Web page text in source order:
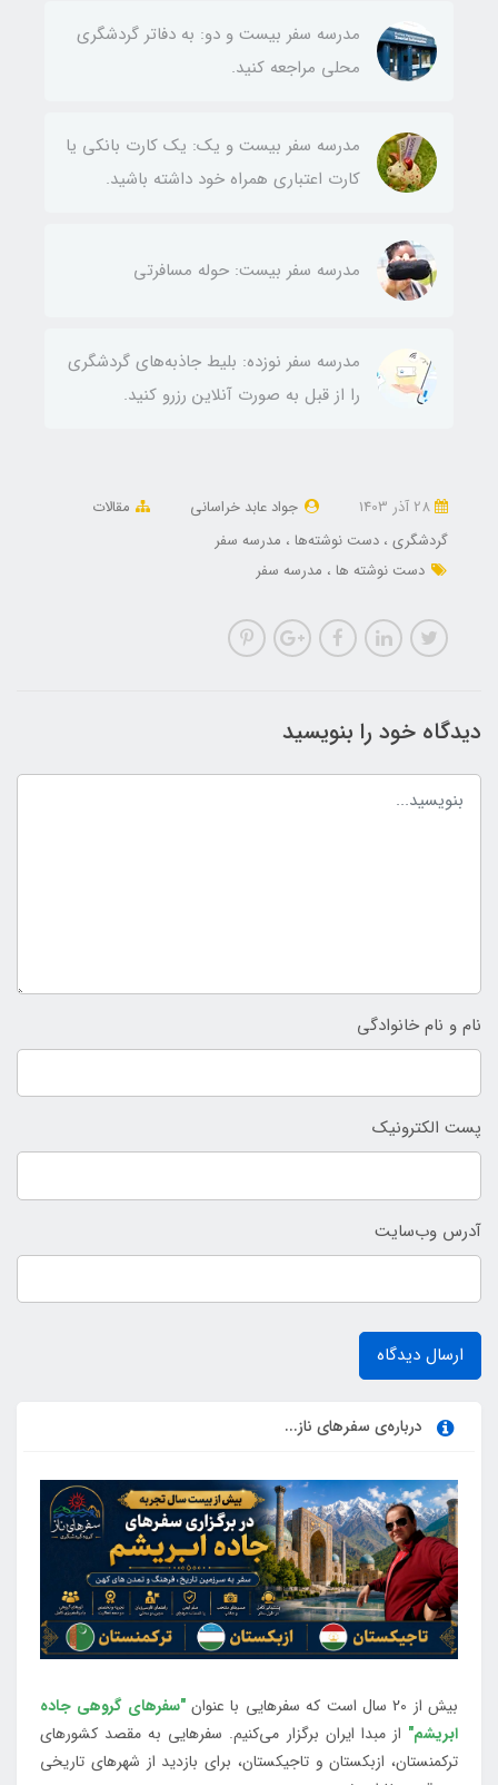
مدرسه سفر بیست و دو: به دفاتر گردشگری
محلی مراجعه کنید.
مدرسه سفر بیست و یک: یک کارت بانکی یا
کارت اعتباری همراه خود داشته باشید.
مدرسه سفر بیست: حوله مسافرتی
مدرسه سفر نوزده: بلیط‌ جاذبه‌های گردشگری
را از قبل به صورت آنلاین رزرو کنید.
جواد عابد خراسانی
مقالات
گردشگری دست نوشته‌ها
مدرسه سفر
دست نوشته ها
مدرسه سفر
دیدگاه خود را بنویسید
نام و نام خانوادگی
پست الکترونیک
آدرس وب‌سایت
ارسال دیدگاه
درباره‌ی سفرهای ناز...
بیش از 20 سال است که سفرهایی با عنوان
"سفرهای گروهی جاده
ابریشم" از مبدا ایران برگزار می‌کنیم. سفرهایی به مقصد کشورهای
ترکمنستان، ازبکستان و تاجیکستان، برای بازدید از شهرهای تاریخی